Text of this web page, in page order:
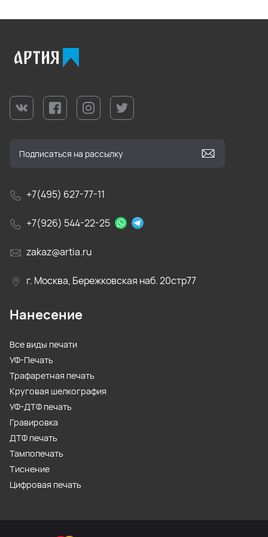
+7(495) 627-77-11
+7(926) 544-22-25
zakaz@artia.ru
г. Москва, Бережковская наб. 20стр77
Нанесение
Все виды печати
УФ-Печать
Трафаретная печать
Круговая шелкография
УФ-ДТФ печать
Гравировка
ДТФ печать
Тампопечать
Тиснение
Цифровая печать